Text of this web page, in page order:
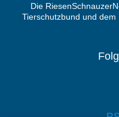
Die
Tierschutzbund und dem